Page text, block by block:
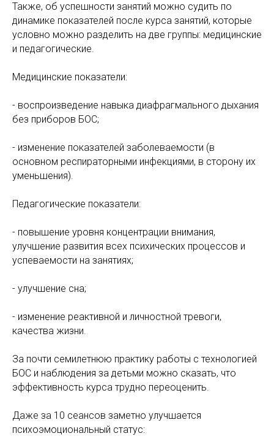
Также, об успешности занятий можно судить по
динамике показателей после курса занятий, которые
условно можно разделить на две группы: медицинские
и педагогические.
Медицинские показатели:
- воспроизведение навыка диафрагмального дыхания
без приборов БОС;
- изменение показателей заболеваемости (в
основном респираторными инфекциями, в сторону их
уменьшения).
Педагогические показатели:
- повышение уровня концентрации внимания,
улучшение развития всех психических процессов и
успеваемости на занятиях;
- улучшение сна;
- изменение реактивной и личностной тревоги,
качества жизни.
За почти семилетнюю практику работы с технологией
БОС и наблюдения за детьми можно сказать, что
эффективность курса трудно переоценить.
Даже за 10 сеансов заметно улучшается
психоэмоциональный статус: